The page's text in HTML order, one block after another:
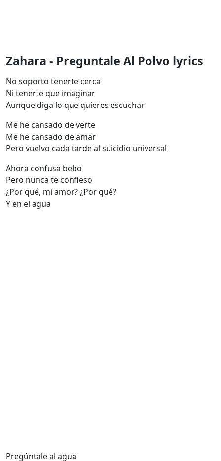
Zahara - Preguntale Al Polvo lyrics
No soporto tenerte cerca
Ni tenerte que imaginar
Aunque diga lo que quieres escuchar
Me he cansado de verte
Me he cansado de amar
Pero vuelvo cada tarde al suicidio universal
Ahora confusa bebo
Pero nunca te confieso
¿Por qué, mi amor? ¿Por qué?
Y en el agua
Pregúntale al agua